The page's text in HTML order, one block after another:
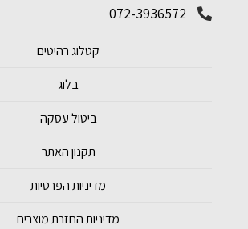
072-3936572
קטלוג רהיטים
בלוג
ביטול עסקה
תקנון האתר
מדיניות הפרטיות
מדיניות החזרת מוצרים